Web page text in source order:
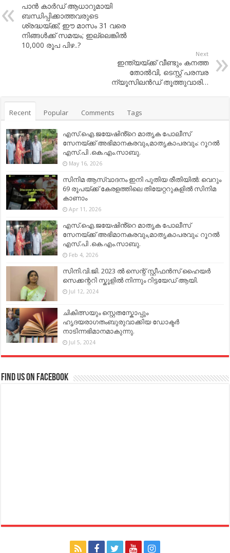
പാന്‍ കാര്‍ഡ് ആധാറുമായി
ബന്ധിപ്പിക്കാത്തവരുടെ
ശ്രദ്ധയ്ക്ക്; ഈ മാസം 31 വരെ
നിങ്ങള്‍ക്ക് സമയം; ഇല്ലെങ്കില്‍
10,000 രൂപ പിഴ..?
Next
ഇന്ത്യയ്ക്ക് വീണ്ടും കനത്ത
തോല്‍വി,​ ടെസ്റ്റ് പരമ്പര
ന്യൂസിലന്‍ഡ്‌ തൂത്തുവാരി…
Recent Popular Comments Tags
എസ്.ഐ.ജയേഷിൻ്റെ മാതൃക പോലീസ്
സേനയ്ക്ക് അഭിമാനകരവും,മാതൃകാപരവും: റൂറൽ
എസ്.പി .കെ.എം.സാബു.
May 16, 2026
സിനിമ ആസ്വാദനം ഇനി പുതിയ രീതിയിൽ: വെറും
69 രൂപയ്ക്ക് കേരളത്തിലെ തിയേറ്ററുകളിൽ സിനിമ
കാണാം
Apr 11, 2026
എസ്.ഐ.ജയേഷിൻ്റെ മാതൃക പോലീസ്
സേനയ്ക്ക് അഭിമാനകരവും,മാതൃകാപരവും: റൂറൽ
എസ്.പി .കെ.എം.സാബു.
Feb 4, 2026
സിനി.വി.ജി. 2023 ൽ സെന്റ് സ്റ്റീഫൻസ് ഹൈയർ
സെക്കന്ററി സ്കൂളിൽ നിന്നും റിട്ടയേഡ് ആയി.
Jul 12, 2024
ചികിത്സയും സ്റ്റെതസ്കോപ്പും
ഹൃദയരാഗതംബുരുവാക്കിയ ഡോക്ടർ
നാടിന്നഭിമാനമാകുന്നു.
Jul 5, 2024
Find us on Facebook